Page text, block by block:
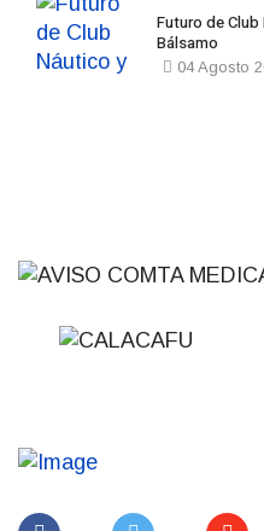
Futuro de
Bálsamo
04 Agosto